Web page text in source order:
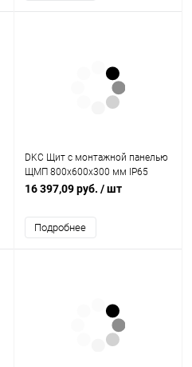
DKC Щит с монтажной панелью
ЩМП 800x600x300 мм IP65
серия ST (R5ST0863)
16 397,09 руб. / шт
Подробнее